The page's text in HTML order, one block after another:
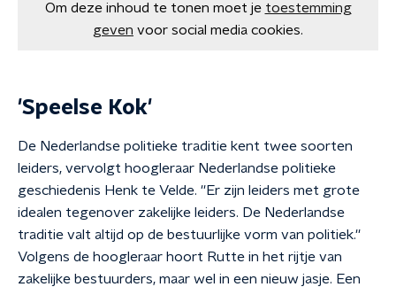
Om deze inhoud te tonen moet je toestemming
geven voor social media cookies.
'Speelse Kok'
De Nederlandse politieke traditie kent twee soorten
leiders, vervolgt hoogleraar Nederlandse politieke
geschiedenis Henk te Velde. ''Er zijn leiders met grote
idealen tegenover zakelijke leiders. De Nederlandse
traditie valt altijd op de bestuurlijke vorm van politiek.''
Volgens de hoogleraar hoort Rutte in het rijtje van
zakelijke bestuurders, maar wel in een nieuw jasje. Een